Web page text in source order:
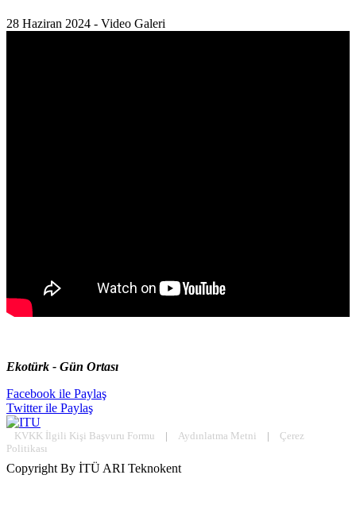
28 Haziran 2024 - Video Galeri
Ekotürk - Gün Ortası
Facebook ile Paylaş
Twitter ile Paylaş
KVKK İlgili Kişi Başvuru Formu | Aydınlatma Metni |
Çerez
Politikası
Copyright By İTÜ ARI Teknokent